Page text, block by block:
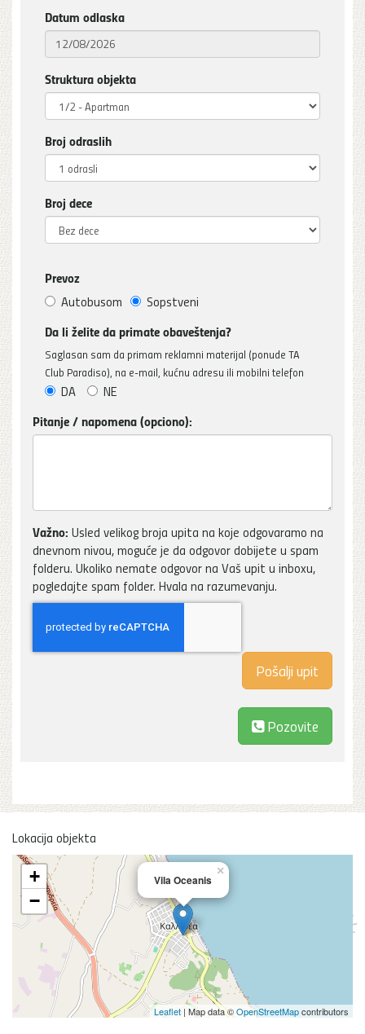
Datum odlaska
Struktura objekta
Broj odraslih
Broj dece
Prevoz
Autobusom Sopstveni
Da li želite da primate obaveštenja?
Saglasan sam da primam reklamni materijal (ponude TA
Club Paradiso), na e-mail, kućnu adresu ili mobilni telefon
DA NE
Pitanje / napomena (opciono):
Važno: Usled velikog broja upita na koje odgovaramo na
dnevnom nivou, moguće je da odgovor dobijete u spam
folderu. Ukoliko nemate odgovor na Vaš upit u inboxu,
pogledajte spam folder. Hvala na razumevanju.
Pozovite
Lokacija objekta
Vila Oceanis
×
+
−
Leaflet| Map data ©OpenStreetMapcontributors